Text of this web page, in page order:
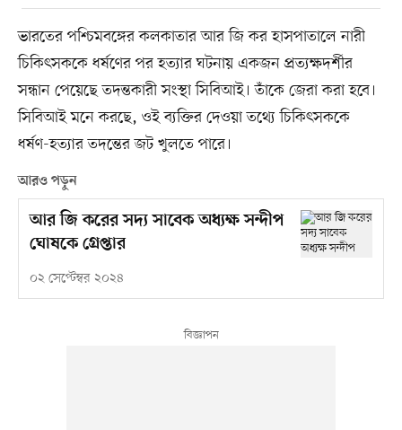
ভারতের পশ্চিমবঙ্গের কলকাতার আর জি কর হাসপাতালে নারী
চিকিৎসককে ধর্ষণের পর হত্যার ঘটনায় একজন প্রত্যক্ষদর্শীর
সন্ধান পেয়েছে তদন্তকারী সংস্থা সিবিআই। তাঁকে জেরা করা হবে।
সিবিআই মনে করছে, ওই ব্যক্তির দেওয়া তথ্যে চিকিৎসককে
ধর্ষণ-হত্যার তদন্তের জট খুলতে পারে।
আরও পড়ুন
আর জি করের সদ্য সাবেক অধ্যক্ষ সন্দীপ
ঘোষকে গ্রেপ্তার
০২ সেপ্টেম্বর ২০২৪